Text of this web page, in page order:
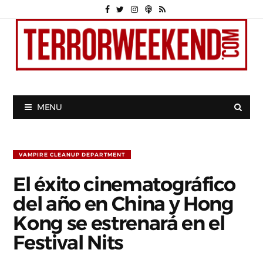
MENU
VAMPIRE CLEANUP DEPARTMENT
El éxito cinematográfico
del año en China y Hong
Kong se estrenará en el
Festival Nits